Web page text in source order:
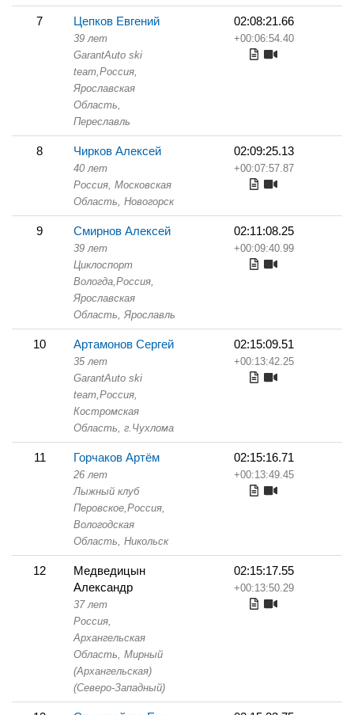
7 Цепков Евгений
39 лет
GarantAuto ski
team,Россия,
Ярославская
Область,
Переславль
02:08:21.66
+00:06:54.40
8 Чирков Алексей
40 лет
Россия, Московская
Область, Новогорск
02:09:25.13
+00:07:57.87
9 Смирнов Алексей
39 лет
Циклоспорт
Вологда,Россия,
Ярославская
Область, Ярославль
02:11:08.25
+00:09:40.99
10 Артамонов Сергей
35 лет
GarantAuto ski
team,Россия,
Костромская
Область, г.Чухлома
02:15:09.51
+00:13:42.25
11 Горчаков Артём
26 лет
Лыжный клуб
Перовское,Россия,
Вологодская
Область, Никольск
02:15:16.71
+00:13:49.45
12
Медведицын
Александр
37 лет
Россия,
Архангельская
Область, Мирный
(Архангельская)
(Северо-Западный)
02:15:17.55
+00:13:50.29